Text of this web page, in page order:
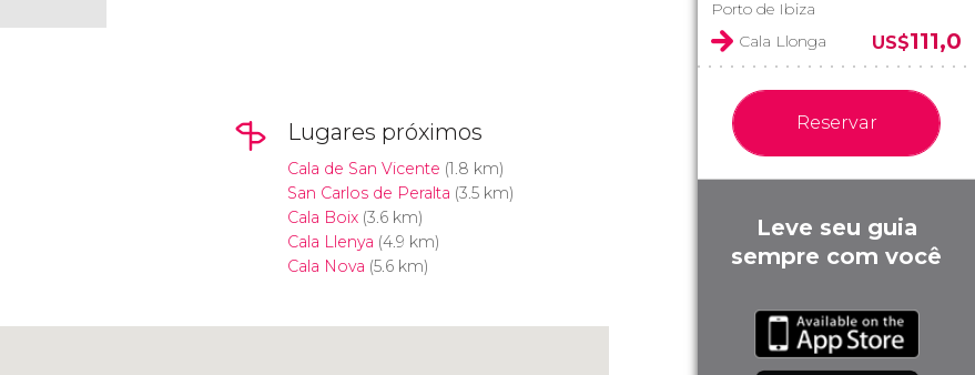
Lugares próximos
Cala de San Vicente (1.8 km)
San Carlos de Peralta (3.5 km)
Cala Boix(3.6 km)
Cala Llenya (4.9 km)
Cala Nova (5.6 km)
Porto de Ibiza
Cala Llonga
US$111,0
Reservar
Leve seu guia
sempre com você